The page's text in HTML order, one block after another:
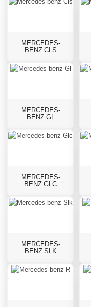
MERCEDES-
BENZ CLS
MERCEDES-
BENZ GL
MERCEDES-
BENZ GLC
MERCEDES-
BENZ SLK